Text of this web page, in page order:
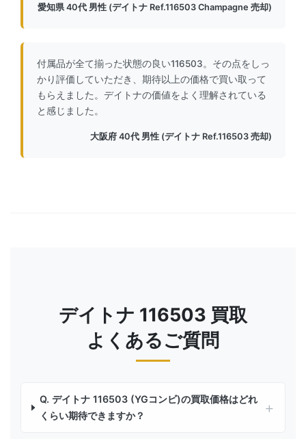
愛知県 40代 男性 (デイトナ Ref.116503 Champagne 売却)
付属品が全て揃った状態の良い116503。その点をしっ
かり評価していただき、期待以上の価格で買い取って
もらえました。デイトナの価値をよく理解されている
と感じました。
大阪府 40代 男性 (デイトナ Ref.116503 売却)
デイトナ 116503 買取
よくあるご質問
Q. デイトナ 116503 (YGコンビ)の買取価格はどれ
くらい期待できますか？